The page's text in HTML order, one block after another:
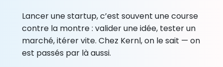
Lancer une startup, c’est souvent une course
contre la montre : valider une idée, tester un
marché, itérer vite. Chez Kernl, on le sait — on
est passés par là aussi.